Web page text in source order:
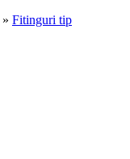
» Fitinguri tip